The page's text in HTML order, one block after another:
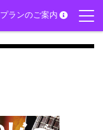
プランのご案内